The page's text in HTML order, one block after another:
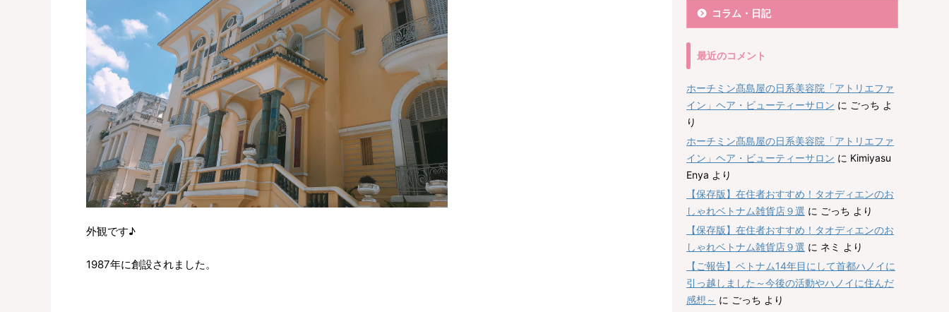
外観です♪
1987年に創設されました。
コラム・日記
最近のコメント
ホーチミン髙島屋の日系美容院「アトリエファ
イン」ヘア・ビューティーサロン に ごっち よ
り
ホーチミン髙島屋の日系美容院「アトリエファ
イン」ヘア・ビューティーサロン に Kimiyasu
Enya より
【保存版】在住者おすすめ！タオディエンのお
しゃれベトナム雑貨店９選 に ごっち より
【保存版】在住者おすすめ！タオディエンのお
しゃれベトナム雑貨店９選 に ネミ より
【ご報告】ベトナム14年目にして首都ハノイに
引っ越しました～今後の活動やハノイに住んだ
感想～ に ごっち より